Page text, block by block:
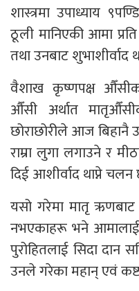
शास्त्रमा उपाध्याय
ठूली मानिएकी आमा
तथा उनबाट शुभाशीर्वाद
वैशाख कृष्णपक्ष
औँसी अर्थात
छोराछोरीले आज बिहानै
राम्रा लुगा लगाउने र
दिई आशीर्वाद थाप्ने चलन
यसो गरेमा मातृ
नभएकाहरू भने आमालाई
पुरोहितलाई सिदा दान
उनले गरेका महान् एवं